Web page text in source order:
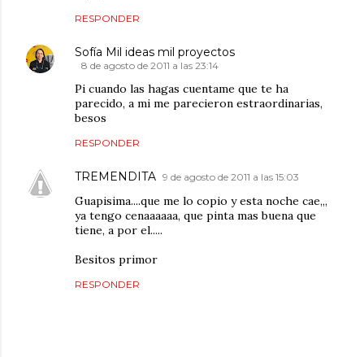
RESPONDER
Sofía Mil ideas mil proyectos
8 de agosto de 2011 a las 23:14
Pi cuando las hagas cuentame que te ha
parecido, a mi me parecieron estraordinarias,
besos
RESPONDER
TREMENDITA 9 de agosto de 2011 a las 15:03
Guapisima....que me lo copio y esta noche cae,,,
ya tengo cenaaaaaa, que pinta mas buena que
tiene, a por el.....
Besitos primor
RESPONDER